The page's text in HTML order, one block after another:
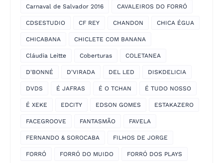
Carnaval de Salvador 2016 CAVALEIROS DO FORRÓ
CDSESTUDIO CF REY CHANDON CHICA ÉGUA
CHICABANA CHICLETE COM BANANA
Cláudia Leitte Coberturas COLETANEA
D'BONNÉ D'VIRADA DEL LED DISKDELICIA
DVDS É JAFRAS É O TCHAN É TUDO NOSSO
É XEKE EDCITY EDSON GOMES ESTAKAZERO
FACEGROOVE FANTASMÃO FAVELA
FERNANDO & SOROCABA FILHOS DE JORGE
FORRÓ FORRÓ DO MUIDO FORRÓ DOS PLAYS